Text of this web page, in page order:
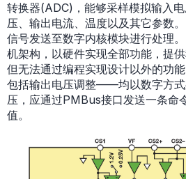
转换器(ADC)，能够采样模拟输入
压、输出电流、温度以及其它参数
信号发送至数字内核模块进行处理
机架构，以硬件实现全部功能，提
但无法通过编程实现设计以外的功
包括输出电压调整——均以数字方
压，应通过PMBus接口发送一条命
值。